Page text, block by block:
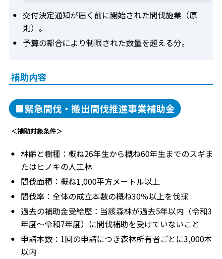
交付決定通知が届く前に開始された間伐施業（原
則）。
予算の都合により制限された数量を超える分。
補助内容
■緊急間伐・搬出間伐推進事業補助金
＜補助対象条件＞
林齢と樹種：概ね26年生から概ね60年生までのスギま
たはヒノキの人工林
間伐面積：概ね1,000平方メートル以上
間伐率：全体の成立本数の概ね30％以上を伐採
過去の補助金受給歴：当該森林が過去5年以内（令和3
年度～令和7年度）に間伐補助を受けていないこと
申請本数：1回の申請につき森林所有者ごとに3,000本
以内